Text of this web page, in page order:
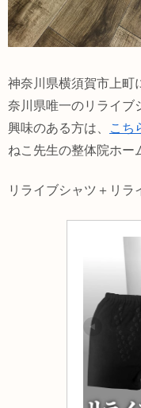
神奈川県横須賀市上町
奈川県唯一のリライブ
興味のある方は、
こち
ねこ先生の整体院ホー
リライブシャツ＋リラ